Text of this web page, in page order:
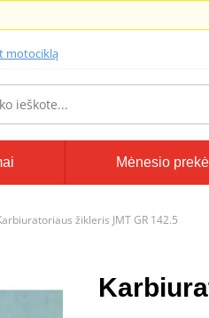
motociklą
Mėnesio
žikleris JMT GR 142.5